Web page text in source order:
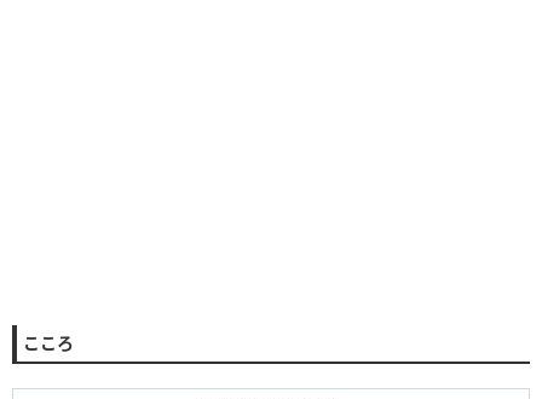
こころ